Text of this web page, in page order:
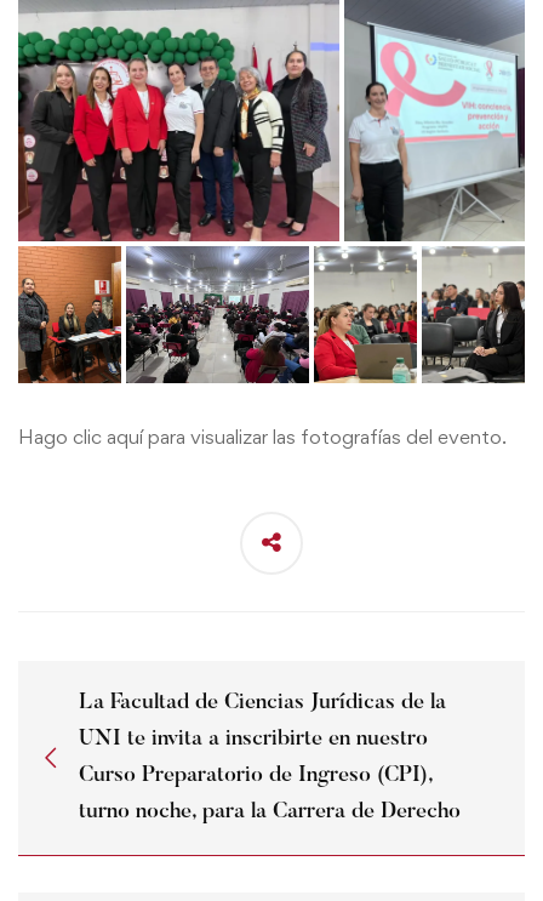
Hago clic aquí para visualizar las fotografías del evento.
La Facultad de Ciencias Jurídicas de la
UNI te invita a inscribirte en nuestro
Curso Preparatorio de Ingreso (CPI),
turno noche, para la Carrera de Derecho